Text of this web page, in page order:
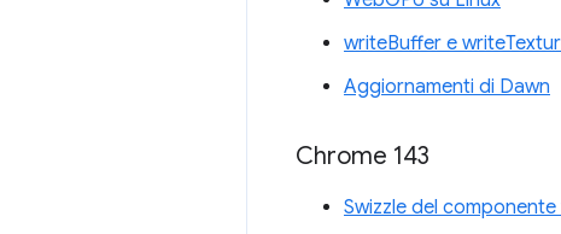
writeBuffer e
Aggiornamenti di Dawn
Chrome 143
Swizzle del